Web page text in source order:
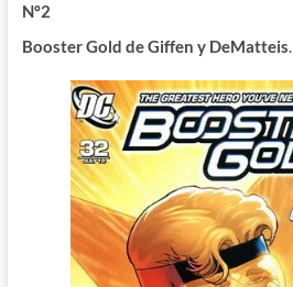
Nº2
Booster Gold de Giffen y DeMatteis.